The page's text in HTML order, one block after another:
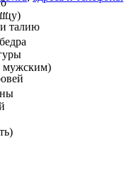
талию
мужским)